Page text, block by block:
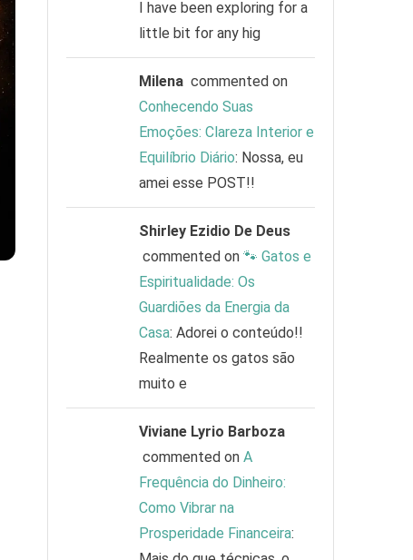
I have been exploring for a
little bit for any hig
Milenacommented on
Conhecendo Suas
Emoções: Clareza Interior e
Equilíbrio Diário: Nossa, eu
amei esse POST!!
Shirley Ezidio De Deus
commented on 🐾 Gatos e
Espiritualidade: Os
Guardiões da Energia da
Casa: Adorei o conteúdo!!
Realmente os gatos são
muito e
Viviane Lyrio Barboza
commented on A
Frequência do Dinheiro:
Como Vibrar na
Prosperidade Financeira: